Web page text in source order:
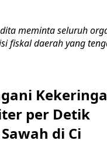
meminta seluruh
fiskal daerah yang
per Detik
di Ci